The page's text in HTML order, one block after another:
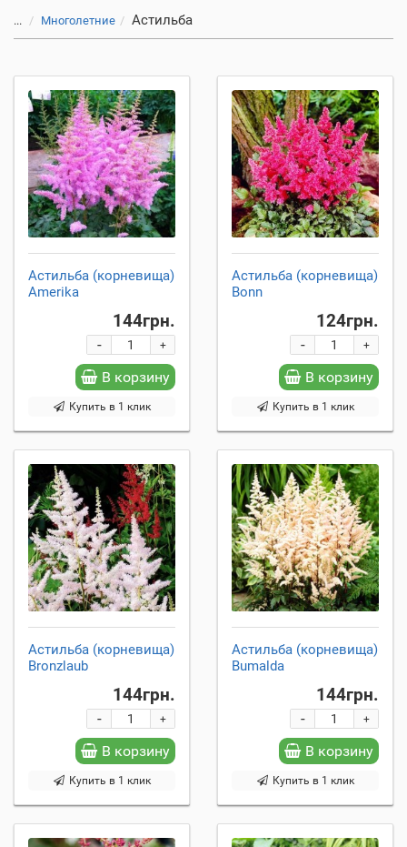
... Многолетние Астильба
Астильба (корневища)
Amerika
144грн.
+
-
В корзину
Купить в 1 клик
Астильба (корневища)
Bonn
124грн.
+
-
В корзину
Купить в 1 клик
Астильба (корневища)
Bronzlaub
144грн.
+
-
В корзину
Купить в 1 клик
Астильба (корневища)
Bumalda
144грн.
+
-
В корзину
Купить в 1 клик